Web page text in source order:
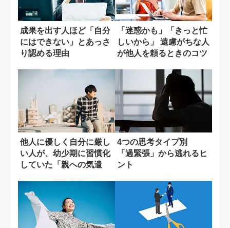
成果を出す人ほど「自分
にはできない」とあっさ
り認める理由
「迷惑かも」「きっと忙
しいから」 遠慮がちな人
が他人を頼るときのコツ
他人に優しく自分に厳し
い人が、幼少期に習慣化
していた「親への気遣
4つの思考タイプ別
「過緊張」から逃れるヒ
ント